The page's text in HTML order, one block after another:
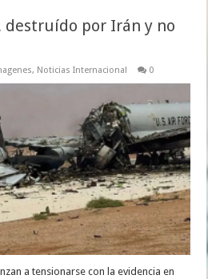
destruído por Irán y no
, Noticias Internacional 0
a tensionarse con la evidencia en